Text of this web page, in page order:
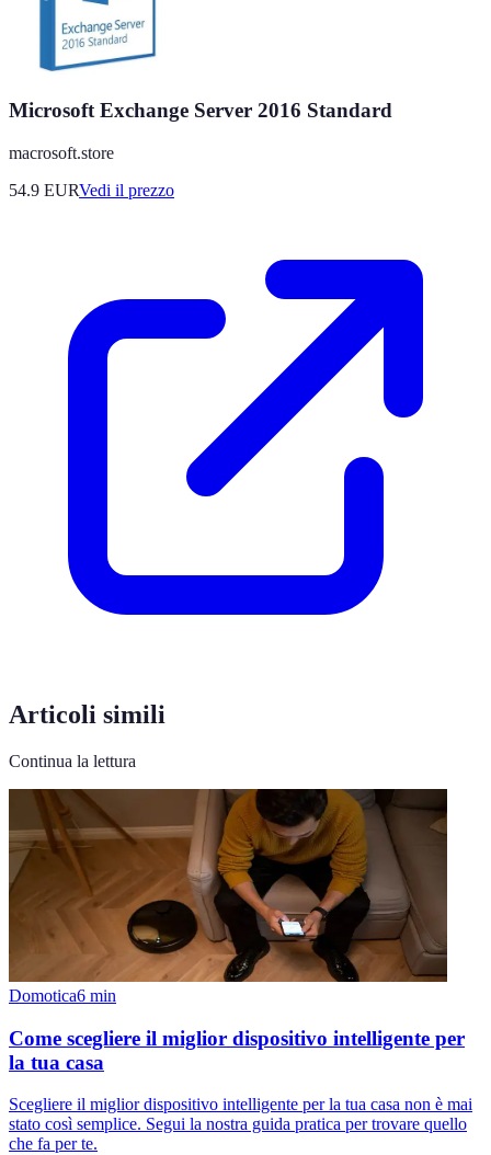
Microsoft Exchange Server 2016 Standard
macrosoft.store
54.9 EURVedi il prezzo
Articoli simili
Continua la lettura
Domotica6 min
Come scegliere il miglior dispositivo intelligente per
la tua casa
Scegliere il miglior dispositivo intelligente per la tua casa non è mai
stato così semplice. Segui la nostra guida pratica per trovare quello
che fa per te.